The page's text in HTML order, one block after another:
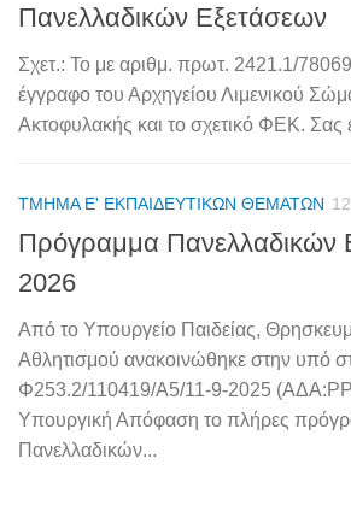
Πανελλαδικών Εξετάσεων
Σχετ.: Το με αριθμ. πρωτ. 2421.1/
έγγραφο του Αρχηγείου Λιμενικού
Ακτοφυλακής και το σχετικό ΦΕΚ. Σας
ΤΜΉΜΑ Ε' ΕΚΠΑΙΔΕΥΤΙΚΏΝ ΘΕΜΆΤΩΝ
Πρόγραμμα Πανελλαδικών
2026
Από το Υπουργείο Παιδείας,
Αθλητισμού ανακοινώθηκε στην υπό
Φ253.2/110419/Α5/11-9-2025
Υπουργική Απόφαση το πλήρες
Πανελλαδικών...